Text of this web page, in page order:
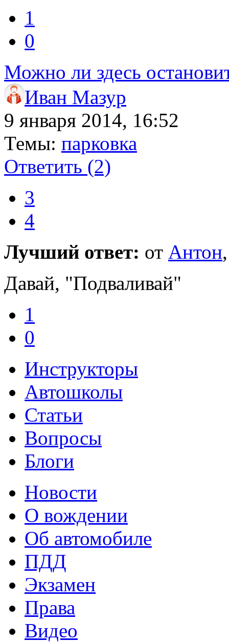
1
0
Можно ли здесь
Иван Мазур
9 января 2014, 16:52
Темы: парковка
Ответить (2)
3
4
Лучший ответ: от Антон
Давай, "Подваливай"
1
0
Инструкторы
Автошколы
Статьи
Вопросы
Блоги
Новости
О вождении
Об автомобиле
ПДД
Экзамен
Права
Видео